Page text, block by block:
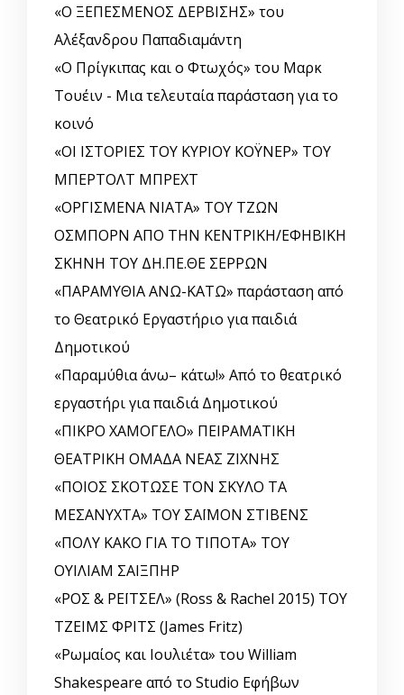
«Ο ΞΕΠΕΣΜΕΝΟΣ ΔΕΡΒΙΣΗΣ» του
Αλέξανδρου Παπαδιαμάντη
«Ο Πρίγκιπας και ο Φτωχός» του Μαρκ
Τουέιν - Μια τελευταία παράσταση για το
κοινό
«ΟΙ ΙΣΤΟΡΙΕΣ ΤΟΥ ΚΥΡΙΟΥ ΚΟΫΝΕΡ» ΤΟΥ
ΜΠΕΡΤΟΛΤ ΜΠΡΕΧΤ
«ΟΡΓΙΣΜΕΝΑ ΝΙΑΤΑ» ΤΟΥ ΤΖΩΝ
ΟΣΜΠΟΡΝ ΑΠΟ ΤΗΝ ΚΕΝΤΡΙΚΗ/ΕΦΗΒΙΚΗ
ΣΚΗΝΗ ΤΟΥ ΔΗ.ΠΕ.ΘΕ ΣΕΡΡΩΝ
«ΠΑΡΑΜΥΘΙΑ ΑΝΩ-ΚΑΤΩ» παράσταση από
το Θεατρικό Εργαστήριο για παιδιά
Δημοτικού
«Παραμύθια άνω– κάτω!» Από το θεατρικό
εργαστήρι για παιδιά Δημοτικού
«ΠΙΚΡΟ ΧΑΜΟΓΕΛΟ» ΠΕΙΡΑΜΑΤΙΚΗ
ΘΕΑΤΡΙΚΗ ΟΜΑΔΑ ΝΕΑΣ ΖΙΧΝΗΣ
«ΠΟΙΟΣ ΣΚΟΤΩΣΕ ΤΟΝ ΣΚΥΛΟ ΤΑ
ΜΕΣΑΝΥΧΤΑ» ΤΟΥ ΣΑΪΜΟΝ ΣΤΙΒΕΝΣ
«ΠΟΛΥ ΚΑΚΟ ΓΙΑ ΤΟ ΤΙΠΟΤΑ» ΤΟΥ
ΟΥΙΛΙΑΜ ΣΑΙΞΠΗΡ
«ΡΟΣ & ΡΕΪΤΣΕΛ» (Ross & Rachel 2015) ΤΟΥ
ΤΖΕΙΜΣ ΦΡΙΤΣ (James Fritz)
«Ρωμαίος και Ιουλιέτα» του William
Shakespeare από το Studio Εφήβων